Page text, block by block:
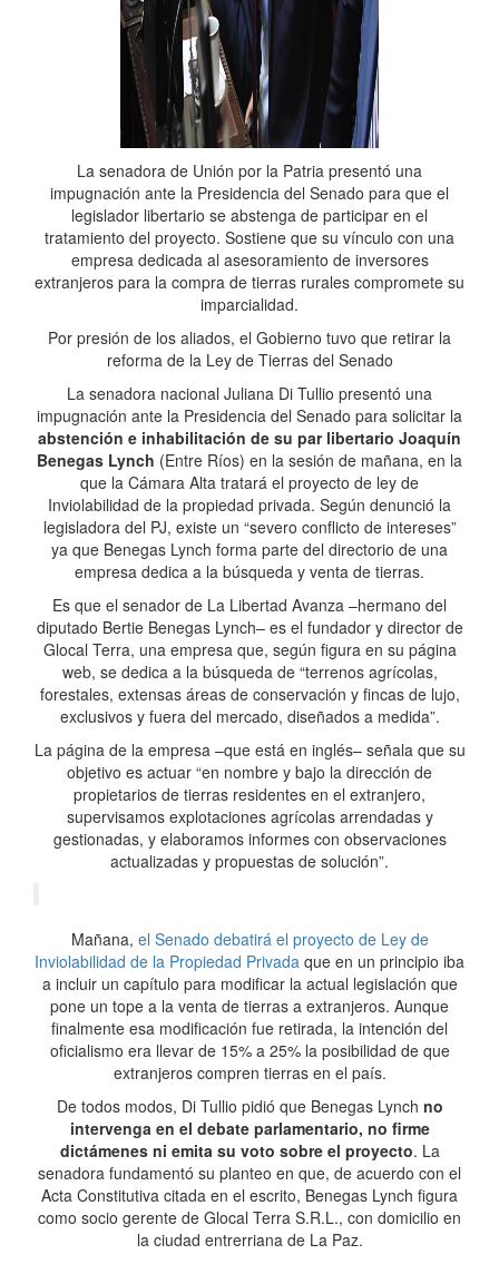
La senadora de Unión por la Patria presentó una
impugnación ante la Presidencia del Senado para que el
legislador libertario se abstenga de participar en el
tratamiento del proyecto. Sostiene que su vínculo con una
empresa dedicada al asesoramiento de inversores
extranjeros para la compra de tierras rurales compromete su
imparcialidad.
Por presión de los aliados, el Gobierno tuvo que retirar la
reforma de la Ley de Tierras del Senado
La senadora nacional Juliana Di Tullio presentó una
impugnación ante la Presidencia del Senado para solicitar la
abstención e inhabilitación de su par libertario Joaquín
Benegas Lynch (Entre Ríos) en la sesión de mañana, en la
que la Cámara Alta tratará el proyecto de ley de
Inviolabilidad de la propiedad privada. Según denunció la
legisladora del PJ, existe un “severo conflicto de intereses”
ya que Benegas Lynch forma parte del directorio de una
empresa dedica a la búsqueda y venta de tierras.
Es que el senador de La Libertad Avanza –hermano del
diputado Bertie Benegas Lynch– es el fundador y director de
Glocal Terra, una empresa que, según figura en su página
web, se dedica a la búsqueda de “terrenos agrícolas,
forestales, extensas áreas de conservación y fincas de lujo,
exclusivos y fuera del mercado, diseñados a medida”.
La página de la empresa –que está en inglés– señala que su
objetivo es actuar “en nombre y bajo la dirección de
propietarios de tierras residentes en el extranjero,
supervisamos explotaciones agrícolas arrendadas y
gestionadas, y elaboramos informes con observaciones
actualizadas y propuestas de solución”.
Mañana, el Senado debatirá el proyecto de Ley de
Inviolabilidad de la Propiedad Privada que en un principio iba
a incluir un capítulo para modificar la actual legislación que
pone un tope a la venta de tierras a extranjeros. Aunque
finalmente esa modificación fue retirada, la intención del
oficialismo era llevar de 15% a 25% la posibilidad de que
extranjeros compren tierras en el país.
De todos modos, Di Tullio pidió que Benegas Lynch no
intervenga en el debate parlamentario, no firme
dictámenes ni emita su voto sobre el proyecto. La
senadora fundamentó su planteo en que, de acuerdo con el
Acta Constitutiva citada en el escrito, Benegas Lynch figura
como socio gerente de Glocal Terra S.R.L., con domicilio en
la ciudad entrerriana de La Paz.